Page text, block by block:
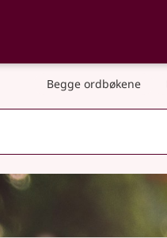
og
Begge ordbøkene